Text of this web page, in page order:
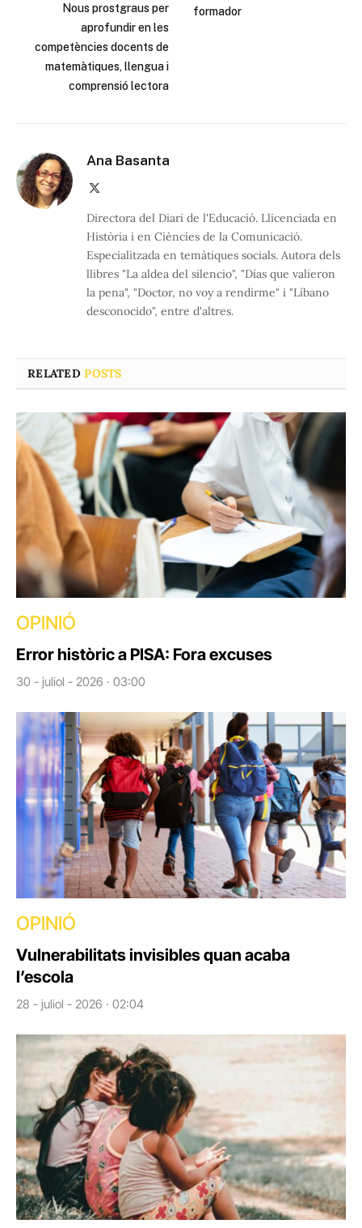
Nous prostgraus per
aprofundir en les
competències docents de
matemàtiques, llengua i
comprensió lectora
formador​
Ana Basanta
Directora del Diari de l'Educació. Llicenciada en
Història i en Ciències de la Comunicació.
Especialitzada en temàtiques socials. Autora dels
llibres "La aldea del silencio", "Días que valieron
la pena", "Doctor, no voy a rendirme" i "Líbano
desconocido", entre d'altres.
RELATEDPOSTS
OPINIÓ
Error històric a PISA: Fora excuses
30 - juliol - 2026 · 03:00
OPINIÓ
Vulnerabilitats invisibles quan acaba
l’escola
28 - juliol - 2026 · 02:04